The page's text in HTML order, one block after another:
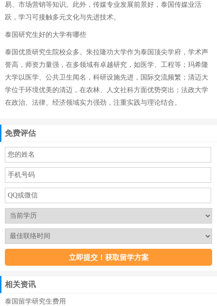
易、市场营销等知识。此外，传媒专业发展前景好，泰国传媒业活
跃，学习可接触多元文化与先进技术。
泰国研究生好的大学有哪些
泰国优质研究生院校众多。朱拉隆功大学作为泰国顶尖学府，学术声
誉高，师资力量强，在多领域有卓越研究，如医学、工程等；玛希隆
大学以医学、公共卫生闻名，科研设施先进，国际交流频繁；清迈大
学位于环境优美的清迈，在农林、人文社科方面优势突出；法政大学
在政治、法律、经济领域实力强劲，注重实践与理论结合。
免费评估
相关资讯
泰国留学研究生费用